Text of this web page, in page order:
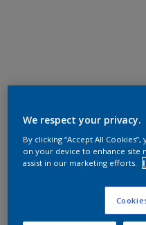
We respect your privacy.
By clicking “Accept All
on your device to enhance site
assist in our marketing efforts.